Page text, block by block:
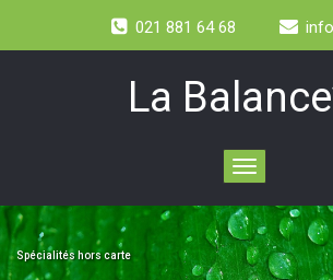
021 881 64 68
La
Toggle
navigation
Spécialités hors carte